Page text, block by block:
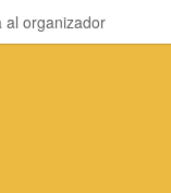
al organizador